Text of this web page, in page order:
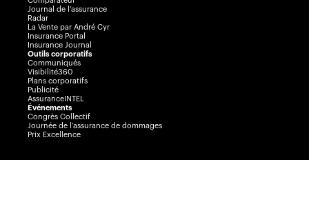
Journal de l’assurance
Radar
La Vente par André Cyr
Insurance Portal
Insurance Journal
Outils corporatifs
Communiqués
Visibilité360
Plans corporatifs
Publicité
AssuranceINTEL
Événements
Congrès Collectif
Journée de l’assurance de dommages
Prix Excellence